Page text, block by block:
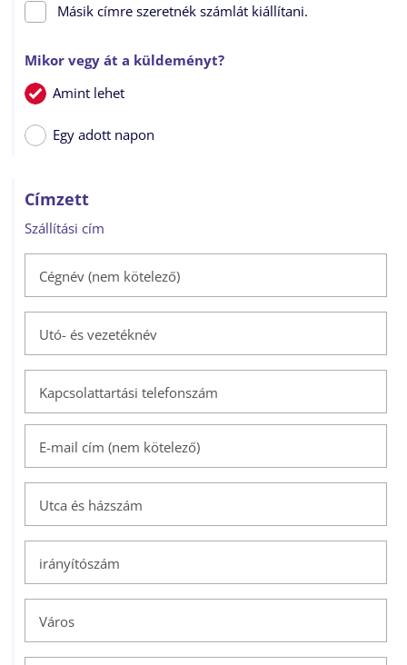
Másik címre szeretnék számlát kiállítani.
Mikor vegy át a küldeményt?
Amint lehet
Egy adott napon
Címzett
Szállítási cím
Cégnév (nem kötelező)
Utó- és vezetéknév
Kapcsolattartási telefonszám
E-mail cím (nem kötelező)
Utca és házszám
irányítószám
Város